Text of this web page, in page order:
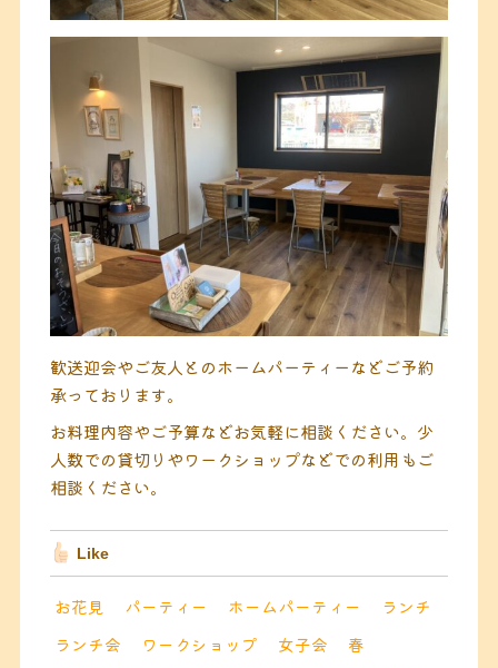
歓送迎会やご友人とのホームパーティーなどご予約
承っております。
お料理内容やご予算などお気軽に相談ください。少
人数での貸切りやワークショップなどでの利用もご
相談ください。
Like
お花見 パーティー ホームパーティー
ランチ
ランチ会
ワークショップ 女子会
春